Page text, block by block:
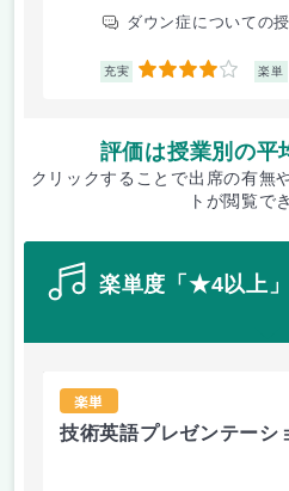
ダウン症についての
充実 4 楽単
評価は授業別の平
クリックすることで出席の有無
トが閲覧で
楽単度「★4以上
楽単
技術英語プレゼンテーシ